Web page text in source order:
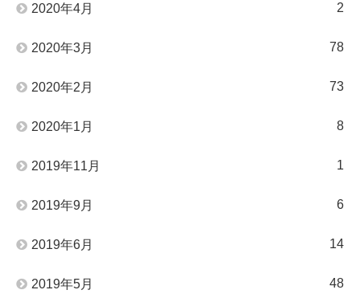
2020年4月 2
2020年3月 78
2020年2月 73
2020年1月 8
2019年11月 1
2019年9月 6
2019年6月 14
2019年5月 48